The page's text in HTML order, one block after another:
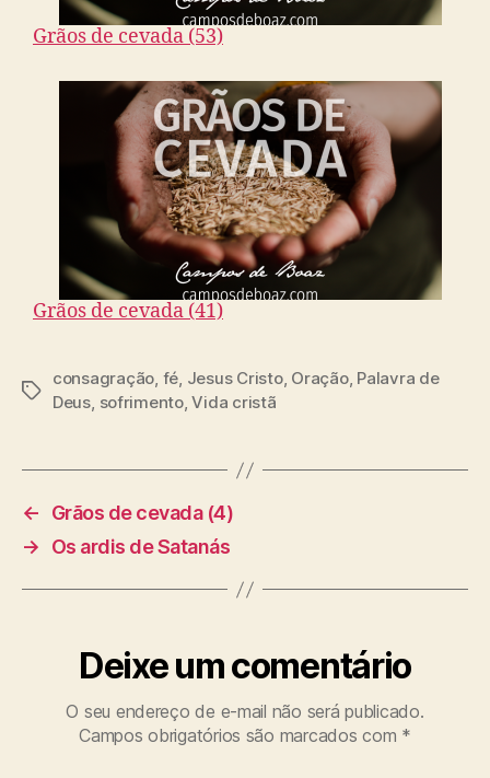
Grãos de cevada (53)
Grãos de cevada (41)
T
consagração, fé, Jesus Cristo, Oração, Palavra de
Deus, sofrimento,Vida cristã
←
Grãos de cevada (4)
→
Os ardis de Satanás
Deixe um comentário
O seu endereço de e-mail não será publicado.
Campos obrigatórios são marcados com *